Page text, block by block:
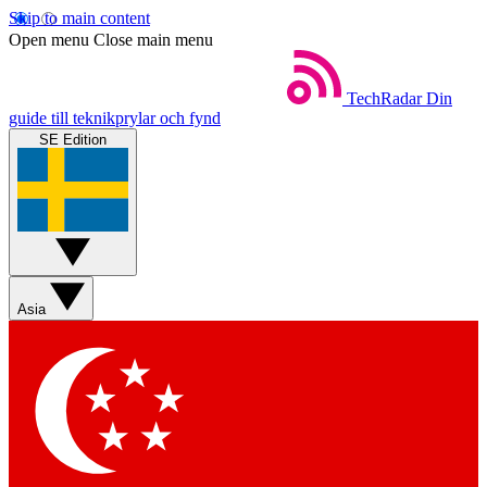
Skip to main content
Open menu Close main menu
TechRadar Din
guide till teknikprylar och fynd
SE Edition
Asia